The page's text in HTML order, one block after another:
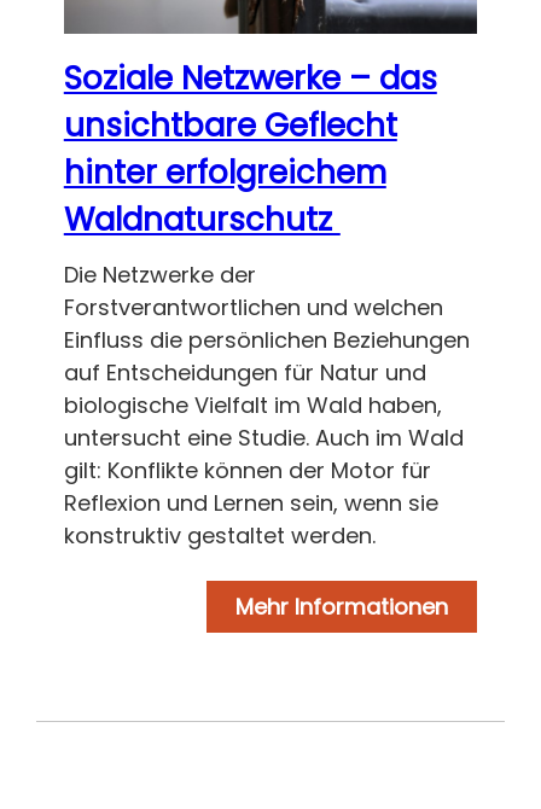
Soziale Netzwerke – das
unsichtbare Geflecht
hinter erfolgreichem
Waldnaturschutz
Die Netzwerke der
Forstverantwortlichen und welchen
Einfluss die persönlichen Beziehungen
auf Entscheidungen für Natur und
biologische Vielfalt im Wald haben,
untersucht eine Studie. Auch im Wald
gilt: Konflikte können der Motor für
Reflexion und Lernen sein, wenn sie
konstruktiv gestaltet werden.
Mehr Informationen